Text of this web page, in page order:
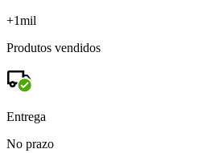
+1mil
Produtos vendidos
Entrega
No prazo